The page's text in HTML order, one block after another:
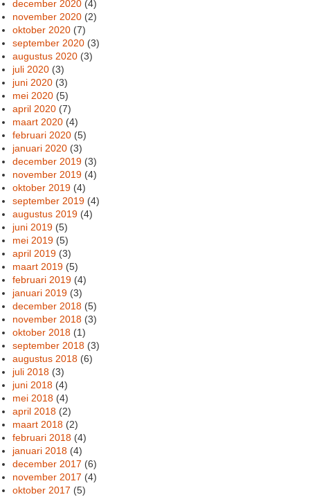
december 2020 (4)
november 2020 (2)
oktober 2020 (7)
september 2020 (3)
augustus 2020 (3)
juli 2020 (3)
juni 2020 (3)
mei 2020 (5)
april 2020 (7)
maart 2020 (4)
februari 2020 (5)
januari 2020 (3)
december 2019 (3)
november 2019 (4)
oktober 2019 (4)
september 2019 (4)
augustus 2019 (4)
juni 2019 (5)
mei 2019 (5)
april 2019 (3)
maart 2019 (5)
februari 2019 (4)
januari 2019 (3)
december 2018 (5)
november 2018 (3)
oktober 2018 (1)
september 2018 (3)
augustus 2018 (6)
juli 2018 (3)
juni 2018 (4)
mei 2018 (4)
april 2018 (2)
maart 2018 (2)
februari 2018 (4)
januari 2018 (4)
december 2017 (6)
november 2017 (4)
oktober 2017 (5)